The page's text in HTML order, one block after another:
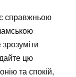
є справжньою
цю
та спокій,